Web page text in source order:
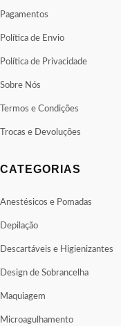
Pagamentos
Política de Envio
Política de Privacidade
Sobre Nós
Termos e Condições
Trocas e Devoluções
CATEGORIAS
Anestésicos e Pomadas
Depilação
Descartáveis e Higienizantes
Design de Sobrancelha
Maquiagem
Microagulhamento